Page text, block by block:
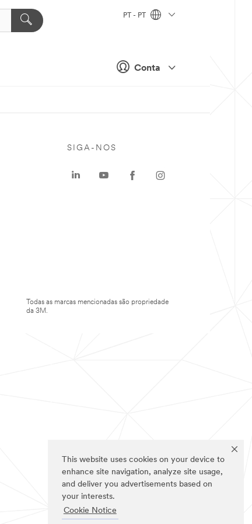
This website uses cookies on your device to
enhance site navigation, analyze site usage,
and deliver you advertisements based on
your interests.
Cookie Notice
Conta
PT - PT
SIGA-NOS
Todas as marcas mencionadas são propriedade
da 3M.